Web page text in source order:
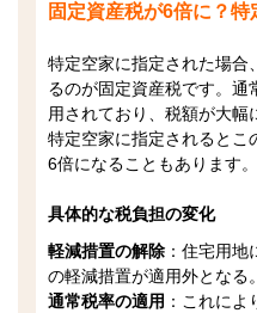
固定資産税が6倍に？
特定空家に指定された場合
るのが固定資産税です。通
用されており、税額が大幅
特定空家に指定されるとこ
6倍になることもあります。
具体的な税負担の変化
軽減措置の解除 ：住宅用
の軽減措置が適用外となる。
通常税率の適用 ：これによ